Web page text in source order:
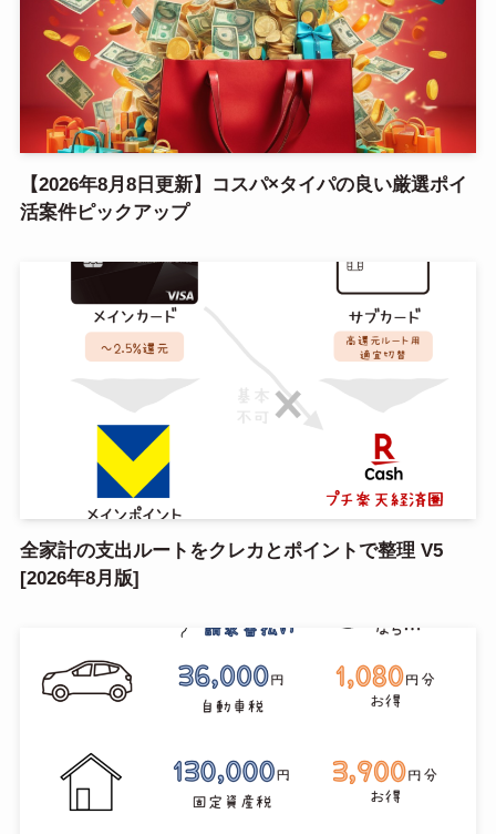
【2026年8月8日更新】コスパ×タイパの良い厳選ポイ
活案件ピックアップ
全家計の支出ルートをクレカとポイントで整理 V5
[2026年8月版]